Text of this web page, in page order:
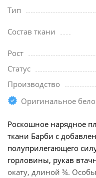
Тип
Состав ткани
Рост
Статус
Производство
Оригинальное
Роскошное нарядное
ткани Барби с
полуприлегающего
горловины, рукав
окату, длиной ¾.